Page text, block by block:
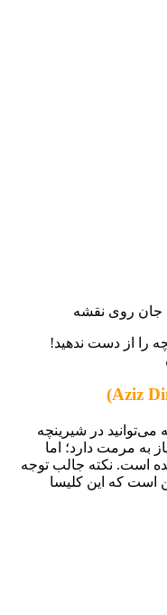
جان روی نقشه
می‌توانید در شیرینچه
به مرمت دارد؛ اما
است. نکته جالب توجه
است که این کلیسا